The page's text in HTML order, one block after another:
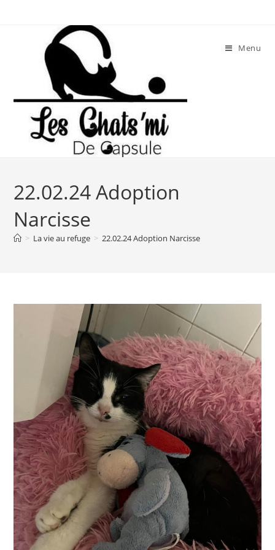
Menu
22.02.24 Adoption
Narcisse
> La vie au refuge > 22.02.24 Adoption Narcisse